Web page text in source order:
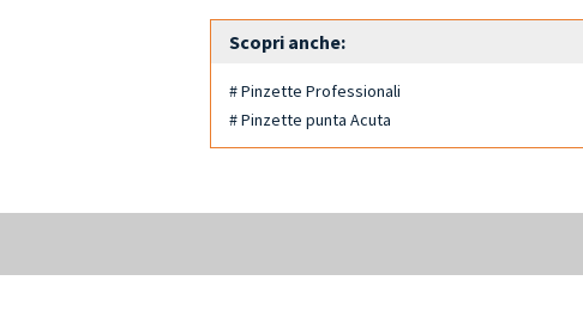
Scopri anche:
# Pinzette Professionali
# Pinzette punta Acuta